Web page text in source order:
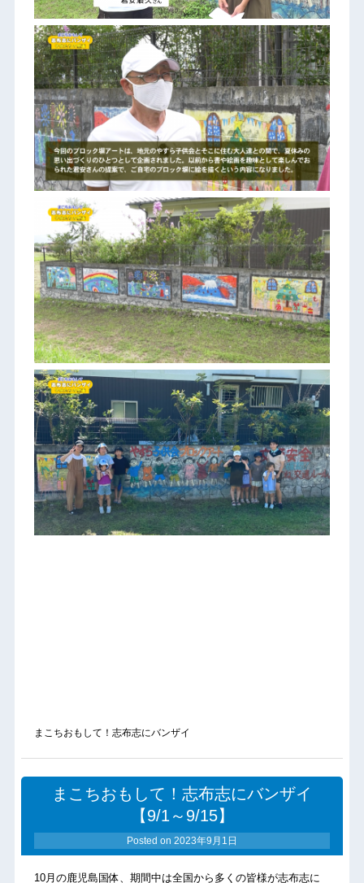
まこちおもして！志布志にバンザイ
まこちおもして！志布志にバンザイ
【9/1～9/15】
Posted on 2023年9月1日
10月の鹿児島国体、期間中は全国から多くの皆様が志布志に